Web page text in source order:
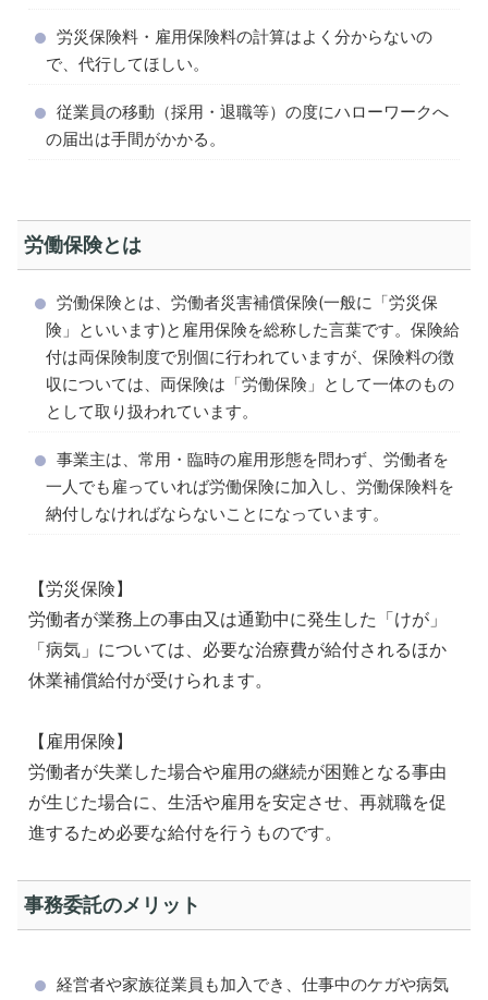
労災保険料・雇用保険料の計算はよく分からないの
で、代行してほしい。
従業員の移動（採用・退職等）の度にハローワークへ
の届出は手間がかかる。
労働保険とは
労働保険とは、労働者災害補償保険(一般に「労災保
険」といいます)と雇用保険を総称した言葉です。保険給
付は両保険制度で別個に行われていますが、保険料の徴
収については、両保険は「労働保険」として一体のもの
として取り扱われています。
事業主は、常用・臨時の雇用形態を問わず、労働者を
一人でも雇っていれば労働保険に加入し、労働保険料を
納付しなければならないことになっています。
【労災保険】
労働者が業務上の事由又は通勤中に発生した「けが」
「病気」については、必要な治療費が給付されるほか
休業補償給付が受けられます。
【雇用保険】
労働者が失業した場合や雇用の継続が困難となる事由
が生じた場合に、生活や雇用を安定させ、再就職を促
進するため必要な給付を行うものです。
事務委託のメリット
経営者や家族従業員も加入でき、仕事中のケガや病気